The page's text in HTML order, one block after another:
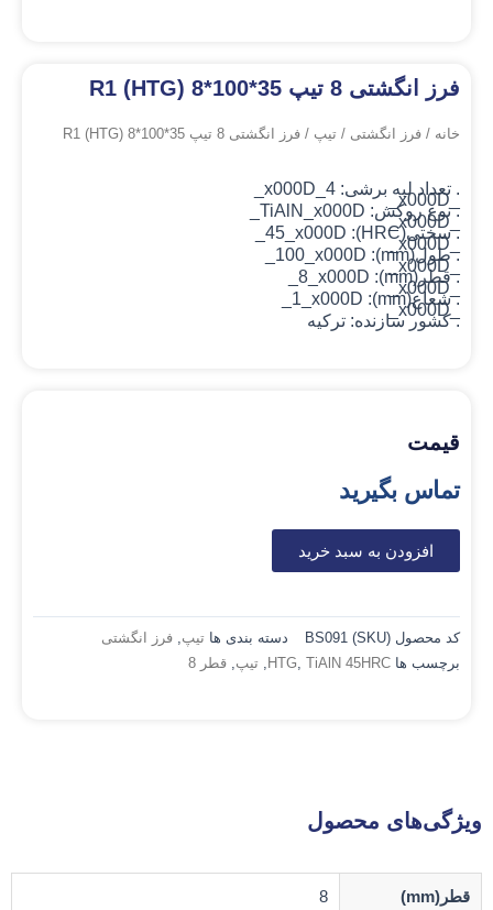
فرز انگشتی 8 تیپ R1 (HTG) 8*100*35
خانه / فرز انگشتی / تیپ / فرز انگشتی 8 تیپ R1 (HTG) 8*100*35
. تعداد لبه برشی: 4_x000D_
_x000D_
. نوع روکش: TiAlN _x000D_
_x000D_
. سختی(HRC): 45_x000D_
_x000D_
. طول(mm): 100_x000D_
_x000D_
. قطر(mm): 8_x000D_
_x000D_
. شعاع(mm): 1_x000D_
_x000D_
. کشور سازنده: ترکیه
قیمت
تماس بگیرید
افزودن به سبد خرید
کد محصول (SKU) BS091 دسته بندی ها تیپ فرز انگشتی
برچسب ها
HTG TiAlN 45HRC تیپ قطر 8
ویژگی‌های محصول
قطر(mm) 8